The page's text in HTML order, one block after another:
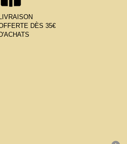
LIVRAISON
DÈS 35€
D'ACHATS